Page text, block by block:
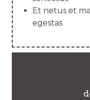
Et netus et
egestas